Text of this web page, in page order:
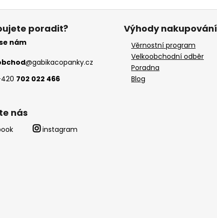
poradit?
nám
@gabikacopanky.cz
702 022 466
nás
instagram
Výhody nakupování
Věrnostní program
Velkoobchodní odběr
Poradna
Blog